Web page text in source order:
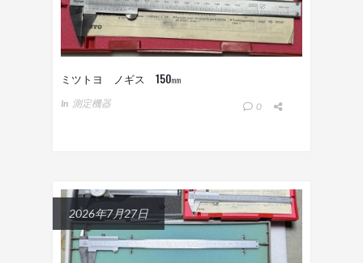
ミツトヨ ノギス 150㎜
In 測定機器 0
2026年7月27日